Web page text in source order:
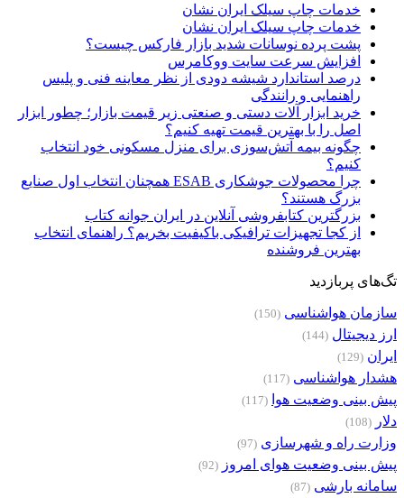
خدمات چاپ سیلک ایران نشان
خدمات چاپ سیلک ایران نشان
پشت پرده نوسانات شدید بازار فارکس چیست؟
افزایش سرعت سایت ووکامرس
درصد استاندارد شیشه دودی از نظر معاینه فنی و پلیس
راهنمایی و رانندگی
خرید ابزار آلات دستی و صنعتی زیر قیمت بازار؛ چطور ابزار
اصل را با بهترین قیمت تهیه کنیم؟
چگونه بیمه آتش‌سوزی برای منزل مسکونی خود انتخاب
کنیم؟
چرا محصولات جوشکاری ESAB همچنان انتخاب اول صنایع
بزرگ هستند؟
بزرگترین کتابفروشی آنلاین در ایران جوانه کتاب
از کجا تجهیزات ترافیکی باکیفیت بخریم؟ راهنمای انتخاب
بهترین فروشنده
تگ‌های پربازدید
سازمان هواشناسی (150)
ارز دیجیتال (144)
ایران (129)
هشدار هواشناسی (117)
پیش بینی وضعیت هوا (117)
دلار (108)
وزارت راه و شهرسازی (97)
پیش بینی وضعیت هوای امروز (92)
سامانه بارشی (87)